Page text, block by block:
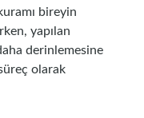
bireyin
yapılan
derinlemesine
olarak